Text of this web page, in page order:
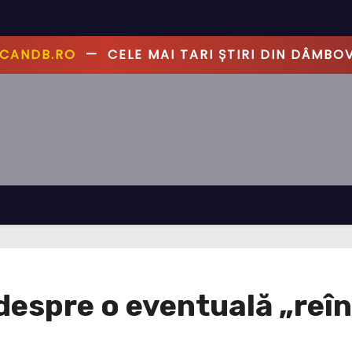
— CELE MAI TARI ȘTIRI DIN
o eventuală